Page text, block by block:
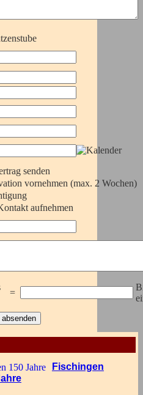
senden
vornehmen (max. 2 Wochen)
aufnehmen
=
Fischingen